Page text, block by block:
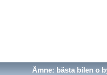
Ämne: bästa bilen o